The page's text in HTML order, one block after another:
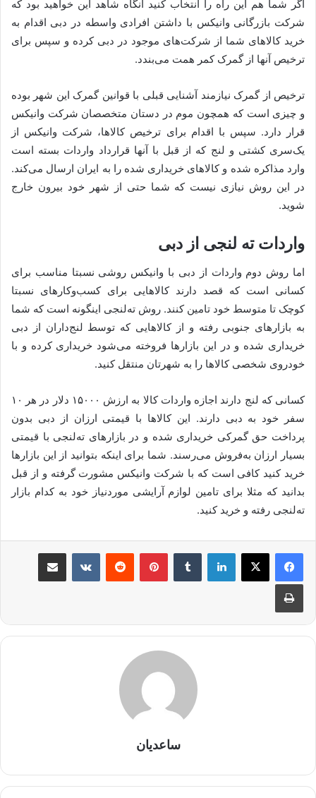
اگر شما هم این راه را انتخاب کنید آنگاه شاهد این خواهید بود که
شرکت بازرگانی وانیکس با داشتن افرادی واسطه در دبی اقدام به
خرید کالاهای شما از شرکت‌های موجود در دبی کرده و سپس برای
ترخیص آنها از گمرک کمر همت می‌بندد.
ترخیص از گمرک نیازمند آشنایی قبلی با قوانین گمرک این شهر بوده
و چیزی است که همچون موم در دستان متخصصان شرکت وانیکس
قرار دارد. سپس با اقدام برای ترخیص کالاها، شرکت وانیکس از
یک‌سری کشتی و لنج که از قبل با آنها قرارداد واردات بسته است
وارد مذاکره شده و کالاهای خریداری شده را به ایران ارسال می‌کند.
در این روش نیازی نیست که شما حتی از شهر خود بیرون خارج
شوید.
واردات ته لنجی از دبی
اما روش دوم واردات از دبی با وانیکس روشی نسبتا مناسب برای
کسانی است که قصد دارند کالاهایی برای کسب‌وکارهای نسبتا
کوچک تا متوسط خود تامین کنند. روش ته‌لنجی اینگونه است که شما
به بازارهای جنوبی رفته و از کالاهایی که توسط لنج‌داران از دبی
خریداری شده و در این بازارها فروخته می‌شود خریداری کرده و با
خودروی شخصی کالاها را به شهرتان منتقل کنید.
کسانی که لنج دارند اجازه واردات کالا به ارزش ۱۵۰۰۰ دلار در هر ۱۰
سفر خود به دبی دارند. این کالاها با قیمتی ارزان از دبی بدون
پرداخت حق گمرکی خریداری شده و در بازارهای ته‌لنجی با قیمتی
بسیار ارزان به‌فروش می‌رسند. شما برای اینکه بتوانید از این بازارها
خرید کنید کافی است که با شرکت وانیکس مشورت گرفته و از قبل
بدانید که مثلا برای تامین لوازم آرایشی موردنیاز خود به کدام بازار
ته‌لنجی رفته و خرید کنید.
لینکدین ‫تامبلر ‫پین‌ترست‫رددیت ‫VKontakteاشتراک گذاری از طریق ایمیل
چاپ
ساعدیان